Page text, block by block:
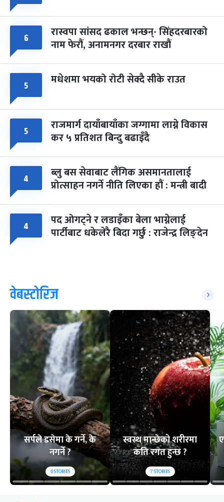
६ रास्वपा सांसद ढकाल भन्छन्- सिंहदरबारको
नाम फेरौं, अनामनगर दरबार राखौं
५ मधेशमा भयको रोटी सेक्दै सीके राउत
५ राजमार्ग दायाँबायाँका जग्गामा लाग्ने विकास
कर ५ प्रतिशत बिन्दु बढाइँदै
४ ब्लु बस सेवाबाट लैंगिक असमानतालाई
प्रोत्साहन नगर्ने नीति लिएका हौं : मन्त्री बादी
४ पद ओगट्ने र लडाइँका बेला भाग्नेलाई
पार्टीबाट धकेलेरै बिदा गर्छु : राजेन्द्र लिङ्देन
वेबस्टोरिज
सर्पले डसेमा के गर्ने, के
नगर्ने ?
6STORIES
स्वस्थ मान्छेको शरीरमा
कति रगत हुन्छ ?
7STORIES